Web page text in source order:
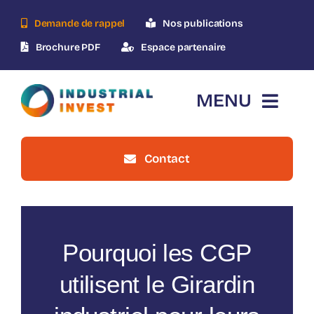
content
Demande de rappel
Nos publications
Brochure PDF
Espace partenaire
MENU
Qui-sommes-nous ?
Le dispositif
Contact
Pourquoi les CGP
utilisent le Girardin